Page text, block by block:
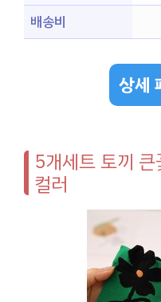
배송비
상세
5개세트 토끼
컬러